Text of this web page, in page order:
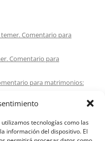
tecnologías como las
información del dispositivo. El
Comentario para
Comentario para
para matrimonios:
para Matrimonios:
¿Ser o hacer? Comentario para